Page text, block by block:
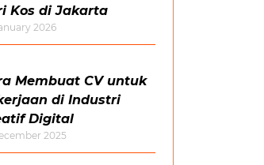
Kos di Jakarta
2026
Membuat CV untuk
di Industri
Digital
2025